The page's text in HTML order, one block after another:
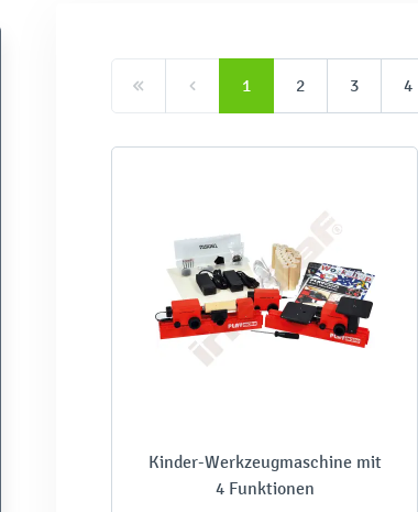
1 2 3 4
Kinder-Werkzeugmaschine mit
4 Funktionen